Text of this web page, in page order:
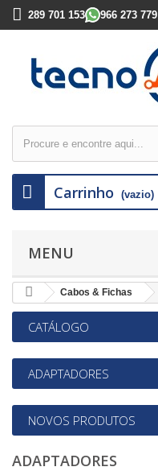
289 701 153 966 273 779
Carrinho (vazio)
MENU
Cabos & Fichas
CATÁLOGO
ADAPTADORES
NOVOS PRODUTOS
ADAPTADORES